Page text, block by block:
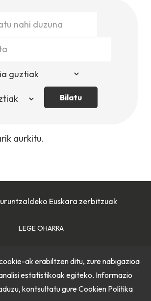
Bilatu
aurkitu.
Euskara zerbitzuak
LEGE OHARRA
PRIBATUTASUN POLITIKA
ak erabiltzen ditu, zure nabigazioa
estatistikoak egiteko. Informazio
kontsultatu gure Cookien Politika